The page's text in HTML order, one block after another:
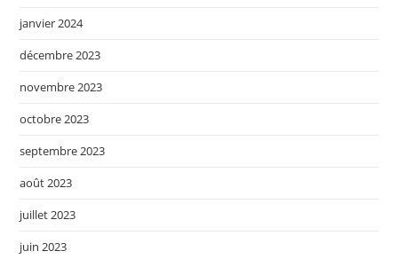
janvier 2024
décembre 2023
novembre 2023
octobre 2023
septembre 2023
août 2023
juillet 2023
juin 2023